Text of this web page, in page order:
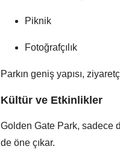
Piknik
Fotoğrafçılık
Parkın geniş yapısı,
Kültür ve Etkinlikler
Golden Gate Park, sadece
de öne çıkar.